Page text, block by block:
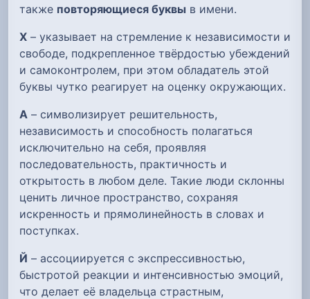
также повторяющиеся буквы в имени.
Х – указывает на стремление к независимости и
свободе, подкрепленное твёрдостью убеждений
и самоконтролем, при этом обладатель этой
буквы чутко реагирует на оценку окружающих.
А – символизирует решительность,
независимость и способность полагаться
исключительно на себя, проявляя
последовательность, практичность и
открытость в любом деле. Такие люди склонны
ценить личное пространство, сохраняя
искренность и прямолинейность в словах и
поступках.
Й – ассоциируется с экспрессивностью,
быстротой реакции и интенсивностью эмоций,
что делает её владельца страстным,